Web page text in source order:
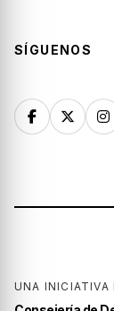
SÍGUENOS
UNA INICIATIVA